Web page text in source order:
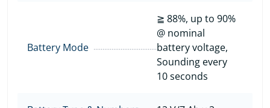
Battery Mode
≧ 88%, up to 90%
@ nominal
battery voltage,
Sounding every
10 seconds